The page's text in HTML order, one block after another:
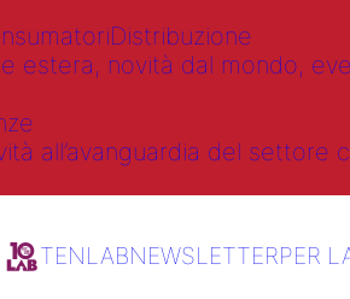
Distribuzione
estera, novità dal mondo,
all’avanguardia del
TENLABNEWSLETTERPER